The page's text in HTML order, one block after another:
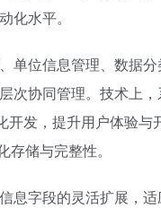
化水平。
单位信息管理、数据
次协同管理。技术上
发，提升用户体验
存储与完整性。
息字段的灵活扩展，